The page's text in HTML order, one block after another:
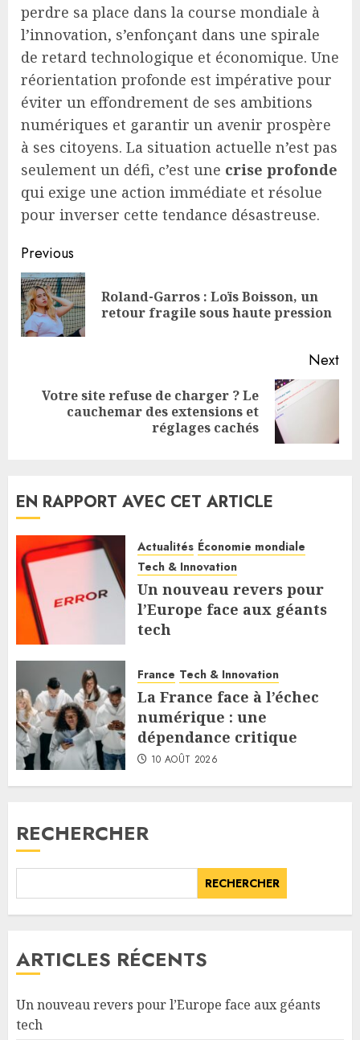
perdre sa place dans la course mondiale à
l’innovation, s’enfonçant dans une spirale
de retard technologique et économique. Une
réorientation profonde est impérative pour
éviter un effondrement de ses ambitions
numériques et garantir un avenir prospère
à ses citoyens. La situation actuelle n’est pas
seulement un défi, c’est une crise profonde
qui exige une action immédiate et résolue
pour inverser cette tendance désastreuse.
Continue
Reading
Previous
Roland-Garros : Loïs Boisson, un
retour fragile sous haute pression
Next
Next
Votre site refuse de charger ? Le
cauchemar des extensions et
réglages cachés
EN RAPPORT AVEC CET ARTICLE
Actualités Économie mondiale
Tech & Innovation
Un nouveau revers pour
l’Europe face aux géants
tech
France Tech & Innovation
La France face à l’échec
numérique : une
dépendance critique
10 AOÛT 2026
RECHERCHER
RECHERCHER
ARTICLES RÉCENTS
Un nouveau revers pour l’Europe face aux géants
tech